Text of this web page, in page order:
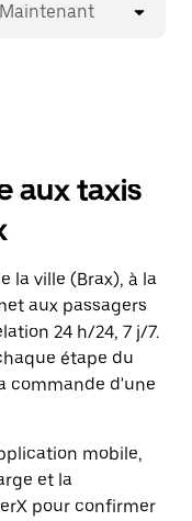
Maintenant
aux taxis
la ville (Brax), à la
aux passagers
24 h/24, 7 j/7.
étape du
commande d'une
mobile,
et la
pour confirmer